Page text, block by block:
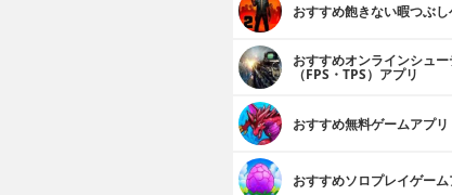
おすすめ飽きない暇つぶ
おすすめオンラインシュ
（FPS・TPS）アプリ
おすすめ無料ゲームアプリ
おすすめソロプレイゲーム